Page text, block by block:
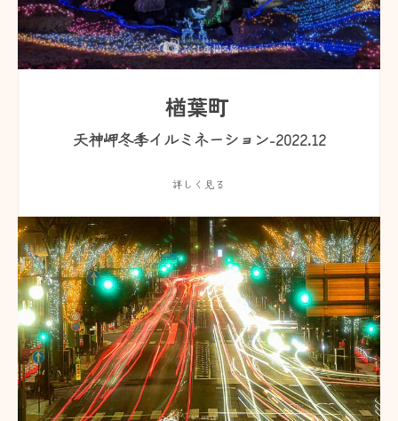
楢葉町
天神岬冬季イルミネーション-2022.12
詳しく見る